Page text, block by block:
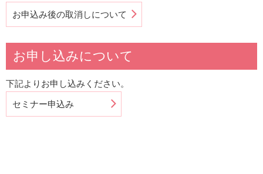
お申込み後の取消しについて
お申し込みについて
下記よりお申し込みください。
セミナー申込み